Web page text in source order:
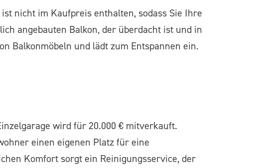
nicht im Kaufpreis enthalten, sodass Sie Ihre
angebauten Balkon, der überdacht ist und in
Balkonmöbeln und lädt zum Entspannen ein.
wird für 20.000 € mitverkauft.
einen eigenen Platz für eine
Komfort sorgt ein Reinigungsservice, der